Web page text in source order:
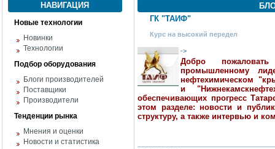
НАВИГАЦИЯ
Новые технологии
Новинки
Технологии
Подбор оборудования
Блоги производителей
Поставщики
Производители
Тенденции рынка
Мнения и оценки
Новости и статистика
ГК "ТАИФ"
Курс на высокий передел
->
Добро
промышленному
нефтехимическом
и
обеспечивающих прогресс
этом разделе: новости и
структуру, а также интервью и